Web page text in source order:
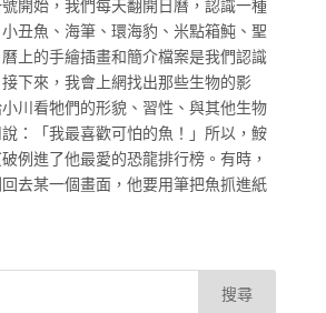
開始，我們每天翻開日曆，認識一種
丑魚、海筆、環海豹、米點箱魨、聖
上的手繪插畫和簡介檔案是我們認識
下來，我會上網找出那些生物的影
川看牠們的形貌、習性、與其他生物
：「我最喜歡可怕的魚！」所以，鮟
例進了他最愛的恐龍排行榜。有時，
去某一個畫面，他要用筆把魚抓進紙